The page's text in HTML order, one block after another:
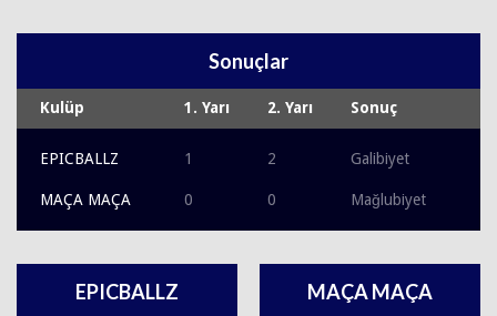
Sonuçlar
Kulüp 1. Yarı 2. Yarı Sonuç
EPICBALLZ 1 2 Galibiyet
MAÇA MAÇA 0 0 Mağlubiyet
EPICBALLZ MAÇA MAÇA